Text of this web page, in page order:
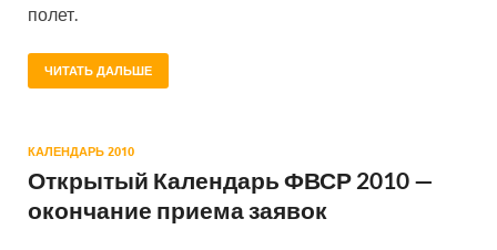
полет.
ЧИТАТЬ ДАЛЬШЕ
КАЛЕНДАРЬ 2010
Открытый Календарь ФВСР 2010 —
окончание приема заявок